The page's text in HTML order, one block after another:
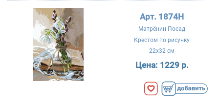
Арт. 1874Н
Матрёнин Посад
Крестом по рисунку
22x32 см
Цена: 1229 р.